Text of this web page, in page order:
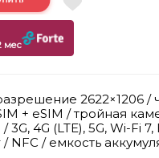
мес
2622×1206 /
+ eSIM / тройная
3G, 4G (LTE), 5G, Wi-Fi
/ NFC / емкость